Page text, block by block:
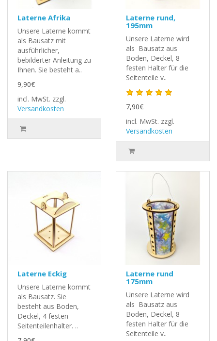
Laterne Afrika
Unsere Laterne kommt
als Bausatz mit
ausführlicher,
bebilderter Anleitung zu
Ihnen. Sie besteht a..
9,90€
incl. MwSt. zzgl.
Versandkosten
Laterne rund,
195mm
Unsere Laterne wird
als Bausatz aus
Boden, Deckel, 8
festen Halter für die
Seitenteile v..
7,90€
incl. MwSt. zzgl.
Versandkosten
Laterne Eckig
Unsere Laterne kommt
als Bausatz. Sie
besteht aus Boden,
Deckel, 4 festen
Seitenteilenhalter. ..
Laterne rund
175mm
Unsere Laterne wird
als Bausatz aus
Boden, Deckel, 8
festen Halter für die
Seitenteile v..